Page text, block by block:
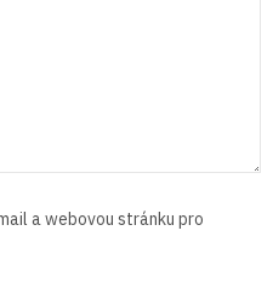
a webovou stránku pro